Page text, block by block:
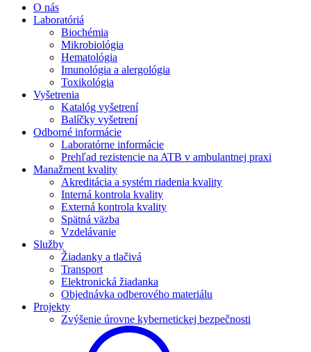
O nás
Laboratóriá
Biochémia
Mikrobiológia
Hematológia
Imunológia a alergológia
Toxikológia
Vyšetrenia
Katalóg vyšetrení
Balíčky vyšetrení
Odborné informácie
Laboratórne informácie
Prehľad rezistencie na ATB v ambulantnej praxi
Manažment kvality
Akreditácia a systém riadenia kvality
Interná kontrola kvality
Externá kontrola kvality
Spätná väzba
Vzdelávanie
Služby
Žiadanky a tlačivá
Transport
Elektronická žiadanka
Objednávka odberového materiálu
Projekty
Zvýšenie úrovne kybernetickej bezpečnosti